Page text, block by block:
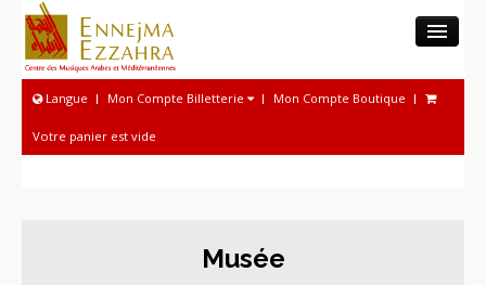
Langue Mon Compte Billetterie Mon Compte Boutique
Votre panier est vide
MUSÉE
PROGRAMME ET BILLETTERIE
Musée